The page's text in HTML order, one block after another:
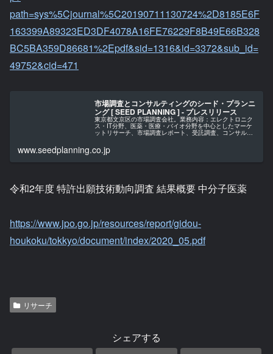
path=sys%5Cjournal%5C20190711130724%2D8185E6F
163399A89323ED3DF4078A16FE76229F8B49E66B328
BC5BA359D86681%2Epdf&sid=1316&id=3372&sub_id=
49752&cid=471
市場調査とコンサルティングのシード・プランニ
ング [ SEED PLANNING ] - プレスリリース
東京都文京区の市場調査会社。業務内容：エレクトロニク
ス・IT分野、医薬・医療・バイオ分野を中心としたマーケ
ットリサーチ、市場調査レポート、受託調査、コンサルテ
ィング。
www.seedplanning.co.jp
令和2年度 特許出願技術動向調査 結果概要 中分子医薬
https://www.jpo.go.jp/resources/report/gidou-
houkoku/tokkyo/document/index/2020_05.pdf
リサーチ
シェアする